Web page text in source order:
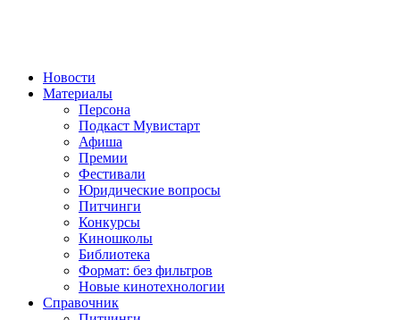
Новости
Материалы
Персона
Подкаст Мувистарт
Афиша
Премии
Фестивали
Юридические вопросы
Питчинги
Конкурсы
Киношколы
Библиотека
Формат: без фильтров
Новые кинотехнологии
Справочник